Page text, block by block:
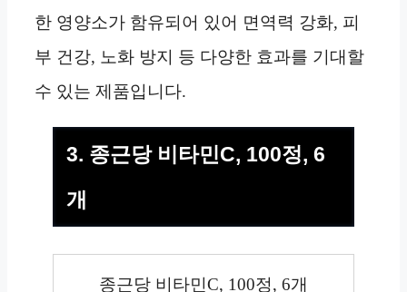
한 영양소가 함유되어 있어 면역력 강화, 피
부 건강, 노화 방지 등 다양한 효과를 기대할
수 있는 제품입니다.
3. 종근당 비타민C, 100정, 6
개
종근당 비타민C, 100정, 6개